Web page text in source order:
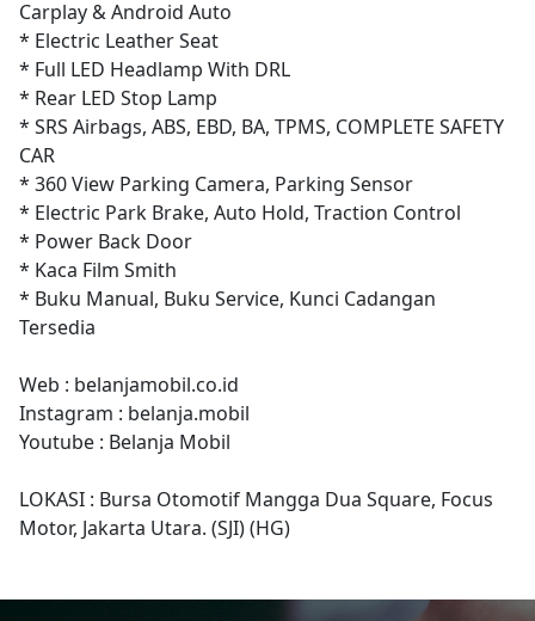
Carplay & Android Auto
* Electric Leather Seat
* Full LED Headlamp With DRL
* Rear LED Stop Lamp
* SRS Airbags, ABS, EBD, BA, TPMS, COMPLETE SAFETY
CAR
* 360 View Parking Camera, Parking Sensor
* Electric Park Brake, Auto Hold, Traction Control
* Power Back Door
* Kaca Film Smith
* Buku Manual, Buku Service, Kunci Cadangan
Tersedia
Web : belanjamobil.co.id
Instagram : belanja.mobil
Youtube : Belanja Mobil
LOKASI : Bursa Otomotif Mangga Dua Square, Focus
Motor, Jakarta Utara. (SJI) (HG)